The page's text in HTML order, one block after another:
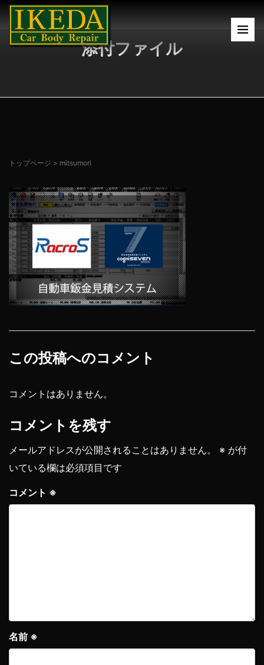
添付ファイル
トップページ > mitsumori
この投稿へのコメント
コメントはありません。
コメントを残す
メールアドレスが公開されることはありません。 ※ が付
いている欄は必須項目です
コメント ※
名前 ※